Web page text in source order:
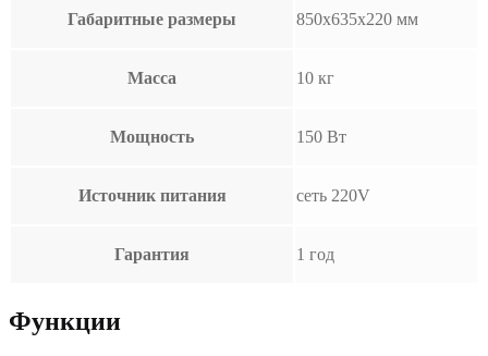
Габаритные размеры 850х635х220 мм
Масса 10 кг
Мощность 150 Вт
Источник питания сеть 220V
Гарантия 1 год
Функции